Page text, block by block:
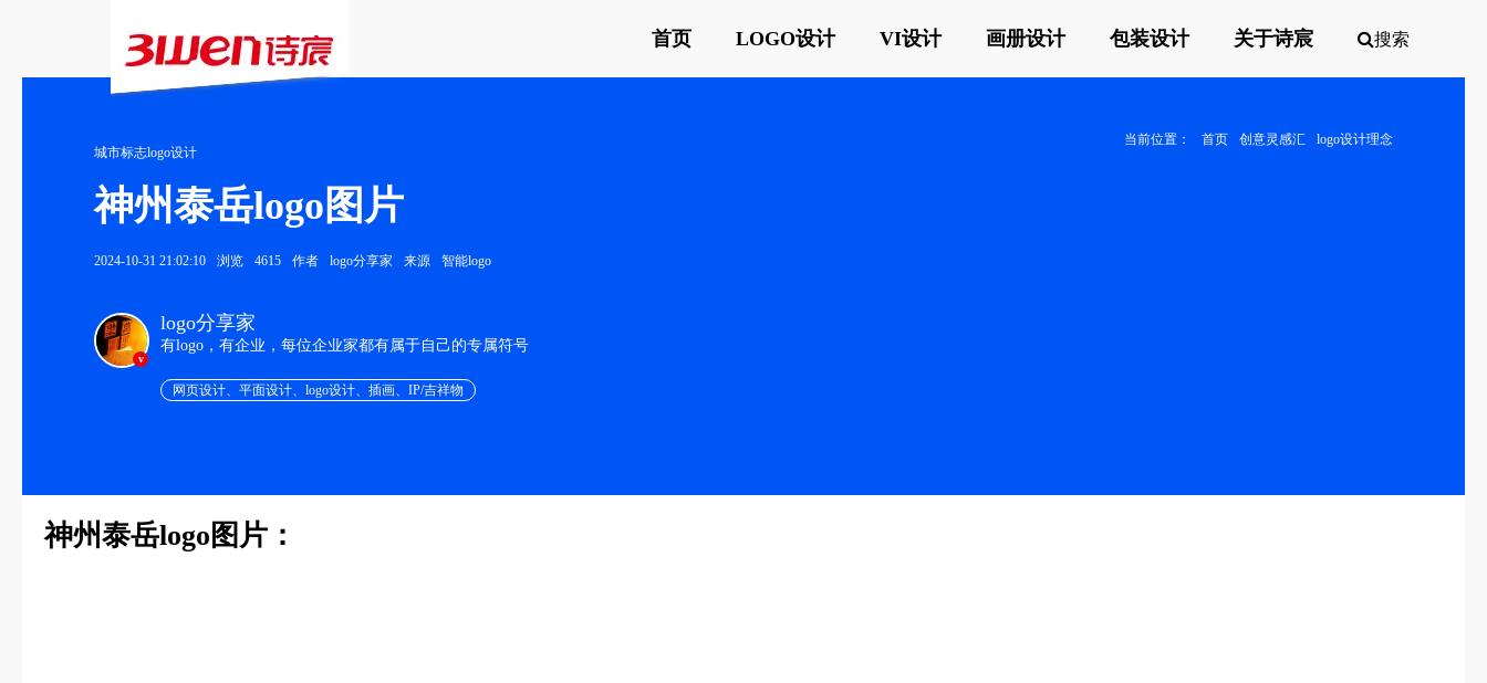
首页 LOGO设计 VI设计 画册设计 包装设计 关于诗宸 搜索
当前位置： 首页 创意灵感汇
logo设计理念
城市标志logo设计
神州泰岳logo图片
2024-10-31 21:02:10 浏览 4615 作者 logo分享家 来源 智能logo
v
logo分享家
有logo，有企业，每位企业家都有属于自己的专属符号
网页设计、平面设计、logo设计、插画、IP/吉祥物
神州泰岳logo图片：